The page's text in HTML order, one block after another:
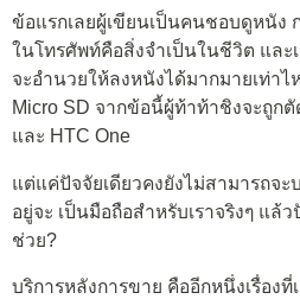
ข้อแรกเลยผู้เขียนเป็นคนชอบดูหนัง
ในโทรศัพท์คือสิ่งจำเป็นในชีวิต และ
จะอำนวยให้ลงหนังได้มากมายเท่าไ
Micro SD จากข้อนี้ผู้ท้าท้าชิงจะถูกตั
และ HTC One
แต่แค่ปัจจัยเดียวคงยังไม่สามารถจะ
อยู่จะ เป็นมือถือสำหรับเราจริงๆ แล้
ช่วย?
บริการหลังการขาย คืออีกหนึ่งเรื่องที่